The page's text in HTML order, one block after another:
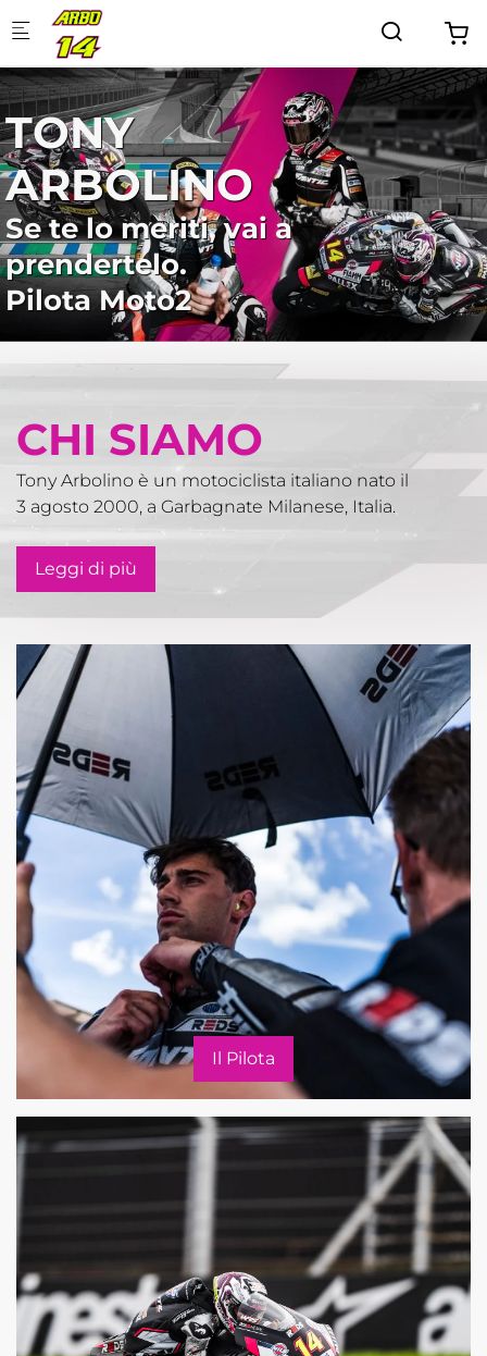
Skip to main content
TONY
ARBOLINO
Se te lo meriti, vai a
prendertelo.
Pilota Moto2
CHI SIAMO
Tony Arbolino è un motociclista italiano nato il
3 agosto 2000, a Garbagnate Milanese, Italia.
Leggi di più
Il Pilota